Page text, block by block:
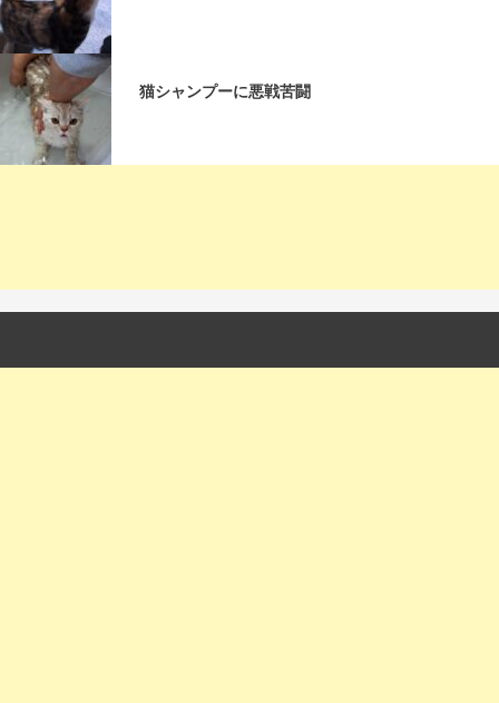
猫シャンプーに悪戦苦闘